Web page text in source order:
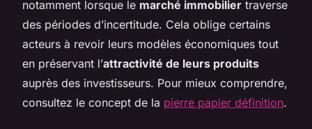
notamment lorsque le marché immobilier traverse
des périodes d’incertitude. Cela oblige certains
acteurs à revoir leurs modèles économiques tout
en préservant l’attractivité de leurs produits
auprès des investisseurs. Pour mieux comprendre,
consultez le concept de la pierre papier définition.